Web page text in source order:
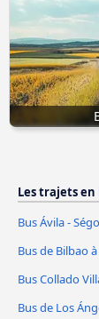
Les trajets en
Bus Ávila -
Bus de Bilbao
Bus Collado
Bus de Los